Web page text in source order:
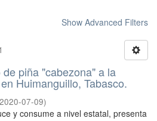
Show Advanced Filters
piña "cabezona" a la
Huimanguillo, Tabasco.
2020-07-09)
y consume a nivel estatal, presenta